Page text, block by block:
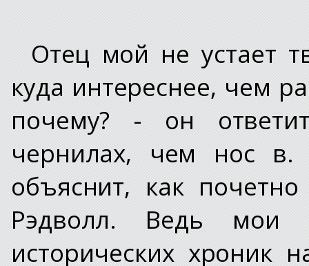
Отец мой не устает
куда интереснее, чем
почему? - он
чернилах, чем нос
объяснит, как
Рэдволл. Ведь мои
исторических хроник